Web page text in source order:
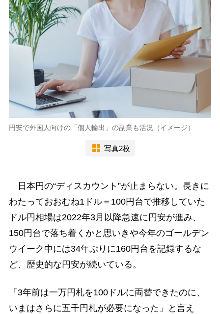
円安で外国人向けの「個人輸出」の副業も活況（イメージ）
写真2枚
日本円の“ディスカウント”が止まらない。長きに
わたっておおむね1ドル＝100円台で推移していた
ドル円相場は2022年3月以降急速に円安が進み、
150円台で落ち着くかと思いきや今年のゴールデン
ウイーク中には34年ぶりに160円台を記録するな
ど、歴史的な円安が続いている。
「3年前は一万円札を100ドルに両替できたのに、
いまはさらに五千円札が必要になった」と言え